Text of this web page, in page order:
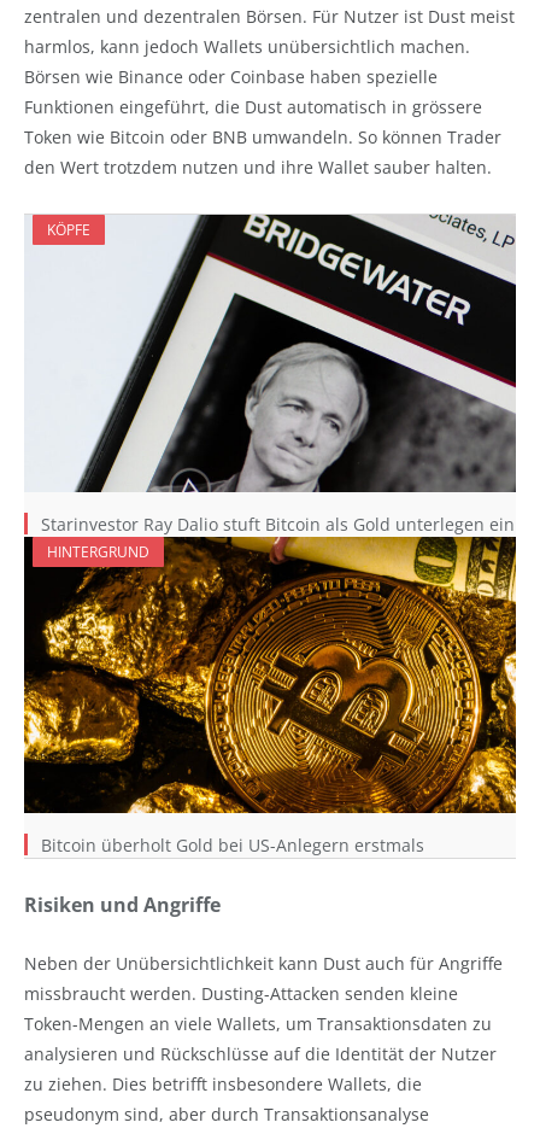
zentralen und dezentralen Börsen. Für Nutzer ist Dust meist
harmlos, kann jedoch Wallets unübersichtlich machen.
Börsen wie Binance oder Coinbase haben spezielle
Funktionen eingeführt, die Dust automatisch in grössere
Token wie Bitcoin oder BNB umwandeln. So können Trader
den Wert trotzdem nutzen und ihre Wallet sauber halten.
KÖPFE
Starinvestor Ray Dalio stuft Bitcoin als Gold unterlegen ein
HINTERGRUND
Bitcoin überholt Gold bei US-Anlegern erstmals
Risiken und Angriffe
Neben der Unübersichtlichkeit kann Dust auch für Angriffe
missbraucht werden. Dusting-Attacken senden kleine
Token-Mengen an viele Wallets, um Transaktionsdaten zu
analysieren und Rückschlüsse auf die Identität der Nutzer
zu ziehen. Dies betrifft insbesondere Wallets, die
pseudonym sind, aber durch Transaktionsanalyse